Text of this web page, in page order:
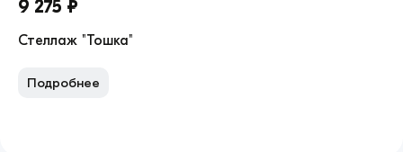
9 275 ₽
Стеллаж "Тошка"
Подробнее